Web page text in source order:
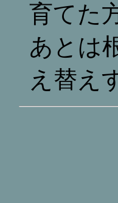
育てた
あとは
え替え